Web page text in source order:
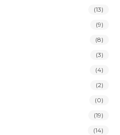
(13)
(9)
(8)
(3)
(4)
(2)
(0)
(19)
(14)